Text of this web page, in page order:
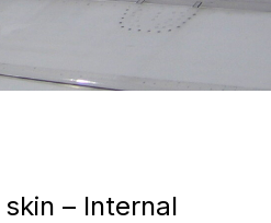
– Internal